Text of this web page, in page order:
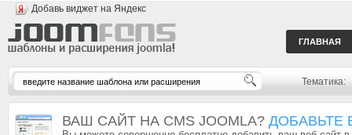
Добавь виджет на Яндекс
ГЛАВНАЯ
Тематика:
ВАШ САЙТ НА CMS JOOMLA? ДОБАВЬТЕ